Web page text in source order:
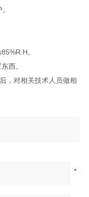
。
西。
，对相关技术人员做相